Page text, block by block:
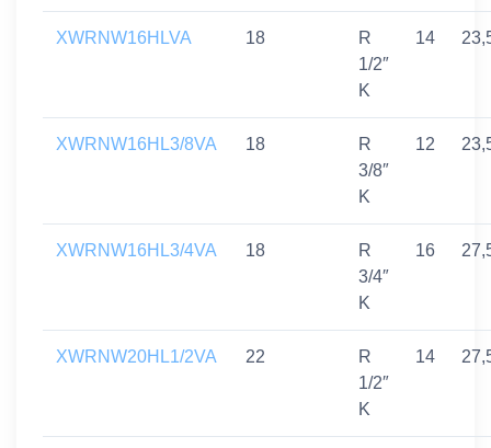
XWRNW16HLVA 18
R
1/2″
K
14
XWRNW16HL3/8VA 18
R
3/8″
K
12
XWRNW16HL3/4VA 18
R
3/4″
K
16
XWRNW20HL1/2VA 22
R
1/2″
K
14